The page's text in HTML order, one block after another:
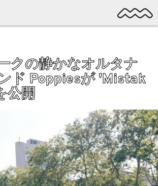
クの静かなオルタナ
ド Poppiesが 'Mistak
公開